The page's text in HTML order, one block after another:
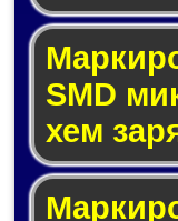
SMD
хем